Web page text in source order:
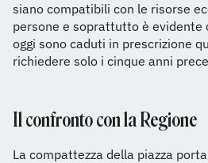
siano compatibili con le risorse
persone e soprattutto è evidente
oggi sono caduti in prescrizione
richiedere solo i cinque anni
Il confronto con la Regione
La compattezza della piazza